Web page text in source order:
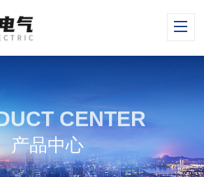
CENTER
产品中心